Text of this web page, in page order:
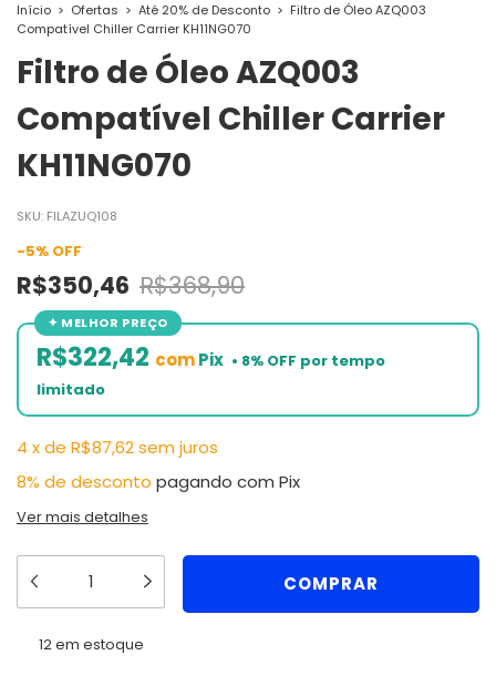
Início > Ofertas > Até 20% de Desconto > Filtro de Óleo AZQ003
Compatível Chiller Carrier KH11NG070
Filtro de Óleo AZQ003
Compatível Chiller Carrier
KH11NG070
SKU: FILAZUQ108
-5% OFF
R$350,46 R$368,90
R$322,42 comPix
4 xde R$87,62sem juros
8% de desconto pagando com Pix
Ver mais detalhes
12em estoque